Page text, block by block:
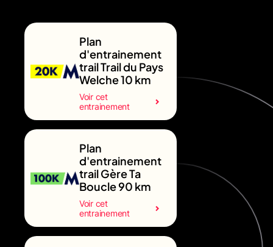
Plan
d'entrainement
trail Trail du Pays
Welche 10 km
Voir cet
entrainement
Plan
d'entrainement
trail Gère Ta
Boucle 90 km
Voir cet
entrainement